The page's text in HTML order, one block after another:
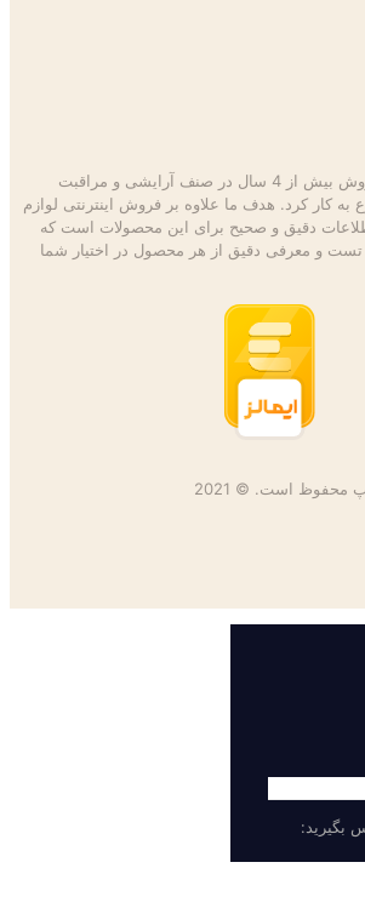
رنگی شاپ با سابقه ي فروش بیش از 4 سال در صنف آرایشی و مراقبت
از سال ۱۳۹۹ شروع به كار كرد. هدف ما علاوه بر فروش اینترنتی لوازم
دقیق و صحیح برای این محصولات است كه
و معرفی دقیق از هر محصول در اختيار شما
محفوظ است. © 2021
بگیرید: